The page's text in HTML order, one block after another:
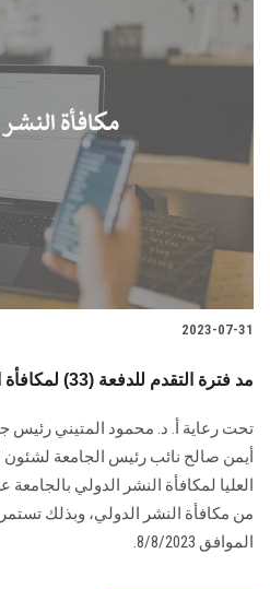
2023-07-31
مد فترة التقدم للدفعة (33) لمكافأة النشر الدولي
تحت رعاية أ. د. محمود المتيني
أيمن صالح نائب رئيس الجامعة لشئون
من مكافأة النشر الدولي، وبذلك تستمر
الموافق 8/8/2023.